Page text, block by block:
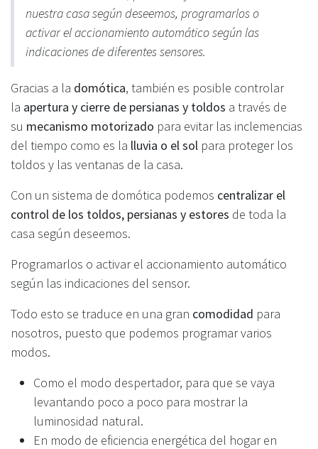
nuestra casa según deseemos, programarlos o
activar el accionamiento automático según las
indicaciones de diferentes sensores.
Gracias a la domótica, también es posible controlar
la apertura y cierre de persianas y toldos a través de
su mecanismo motorizado para evitar las inclemencias
del tiempo como es la lluvia o el sol para proteger los
toldos y las ventanas de la casa.
Con un sistema de domótica podemos centralizar el
control de los toldos, persianas y estores de toda la
casa según deseemos.
Programarlos o activar el accionamiento automático
según las indicaciones del sensor.
Todo esto se traduce en una gran comodidad para
nosotros, puesto que podemos programar varios
modos.
Como el modo despertador, para que se vaya
levantando poco a poco para mostrar la
luminosidad natural.
En modo de eficiencia energética del hogar en